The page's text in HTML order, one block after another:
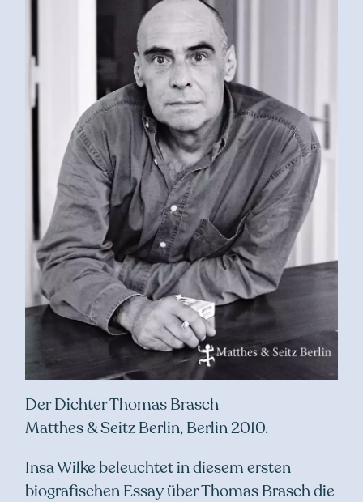
Der Dichter Thomas Brasch
Matthes & Seitz Berlin, Berlin 2010.
Insa Wilke beleuchtet in diesem ersten
biografischen Essay über Thomas Brasch die